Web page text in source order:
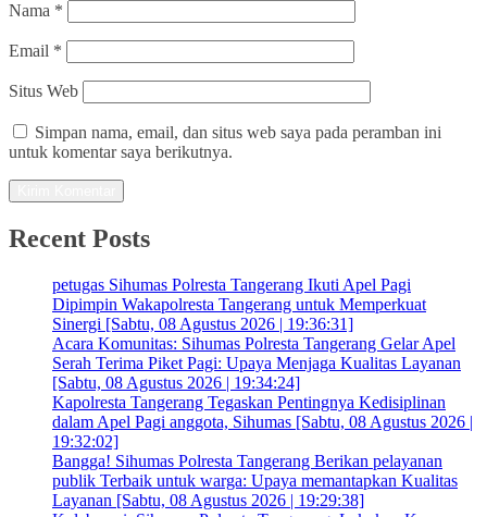
Nama *
Email *
Situs Web
Simpan nama, email, dan situs web saya pada peramban ini
untuk komentar saya berikutnya.
Recent Posts
petugas Sihumas Polresta Tangerang Ikuti Apel Pagi
Dipimpin Wakapolresta Tangerang untuk Memperkuat
Sinergi [Sabtu, 08 Agustus 2026 | 19:36:31]
Acara Komunitas: Sihumas Polresta Tangerang Gelar Apel
Serah Terima Piket Pagi: Upaya Menjaga Kualitas Layanan
[Sabtu, 08 Agustus 2026 | 19:34:24]
Kapolresta Tangerang Tegaskan Pentingnya Kedisiplinan
dalam Apel Pagi anggota, Sihumas [Sabtu, 08 Agustus 2026 |
19:32:02]
Bangga! Sihumas Polresta Tangerang Berikan pelayanan
publik Terbaik untuk warga: Upaya memantapkan Kualitas
Layanan [Sabtu, 08 Agustus 2026 | 19:29:38]